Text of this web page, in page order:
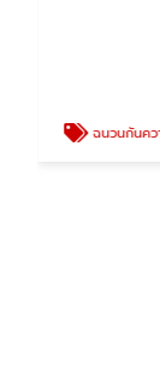
ฉนวนกันความร้อนแ